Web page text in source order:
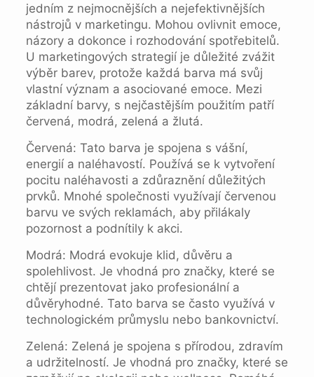
jedním z nejmocnějších a nejefektivnějších
nástrojů v marketingu. Mohou ovlivnit emoce,
názory a dokonce i rozhodování spotřebitelů.
U marketingových strategií je důležité zvážit
výběr barev, protože každá barva má svůj
vlastní význam a asociované emoce. Mezi
základní barvy, s nejčastějším použitím patří
červená, modrá, zelená a žlutá.
Červená: Tato barva je spojena s vášní,
energií a naléhavostí. Používá se k vytvoření
pocitu naléhavosti a zdůraznění důležitých
prvků. Mnohé společnosti využívají červenou
barvu ve svých reklamách, aby přilákaly
pozornost a podnítily k akci.
Modrá: Modrá evokuje klid, důvěru a
spolehlivost. Je vhodná pro značky, které se
chtějí prezentovat jako profesionální a
důvěryhodné. Tato barva se často využívá v
technologickém průmyslu nebo bankovnictví.
Zelená: Zelená je spojena s přírodou, zdravím
a udržitelností. Je vhodná pro značky, které se